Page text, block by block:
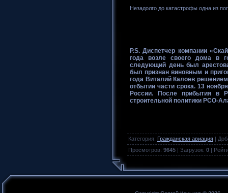
Незадолго до катастрофы одна из
P.S. Диспетчер компании
года возле своего дома в
следующий день был
был признан виновным и
года Виталий Калоев
отбытии части срока. 13
России. После прибытия в
строительной политики РСО-
Категория: Гражданская авиация |
Просмотров: 9645 | Загрузок: 0 |